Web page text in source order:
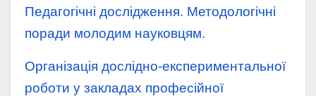
Педагогічні дослідження. Методологічні
поради молодим науковцям.
Організація дослідно-експериментальної
роботи у закладах професійної